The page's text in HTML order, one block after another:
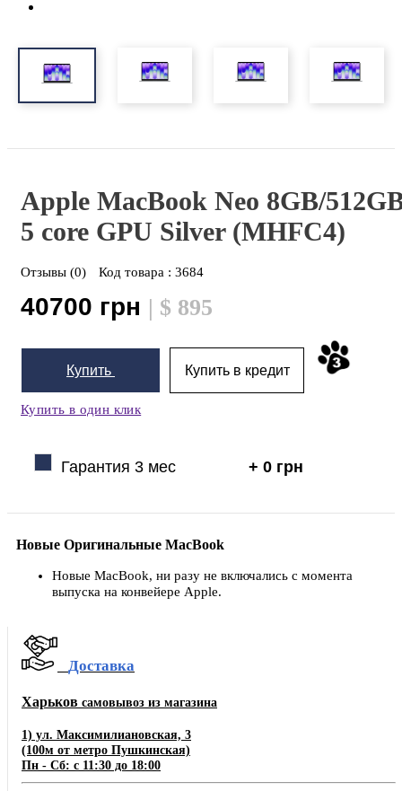
Apple MacBook Neo 8GB/
5 core GPU Silver (MHFC4)
Отзывы (0) Код товара : 3684
40700 грн | $ 895
Купить Купить в кредит
Купить в один клик
Гарантия 3 мес + 0 грн
Новые Оригинальные MacBook
Новые MacBook, ни разу не включались с момента
выпуска на конвейере Apple.
Доставка
Харьков самовывоз из магазина
1) ул. Максимилиановская, 3
(100м от метро Пушкинская)
Пн - Сб: с 11:30 до 18:00